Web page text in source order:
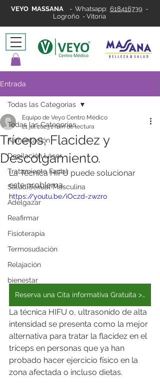
VEYO MASSANA- Whatsapp: 618416739 -
Logroño - Vitoria
Entrada
Todas las Categorias
Alimentación
Depilación Láser
Tratamiento Facial
Salud Sexual Masculina
Adelgazar
Reafirmar
Fisioterapia
Termosudación
Relajación
bienestar
Todas las Categorias
Tríceps, Flacidez y
Descolgamiento.
Equipo de Veyo Centro Médico
21 jul 20231 min de lectura
La Técnica HIFU puede solucionar
este problema.
https://youtu.be/iOczd-zwzro
Reserva una Cita informativa Gratuita >>
La técnica HIFU o, ultrasonido de alta
intensidad se presenta como la mejor
alternativa para tratar la flacidez en el
tríceps en personas que ya han
probado hacer ejercicio físico en la
zona afectada o incluso dietas.